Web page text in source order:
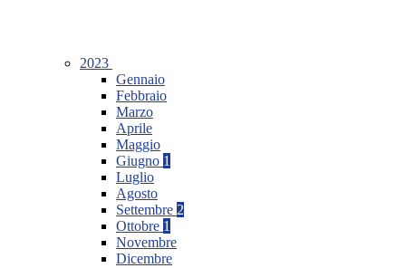
2023
Gennaio
Febbraio
Marzo
Aprile
Maggio
Giugno 1
Luglio
Agosto
Settembre 2
Ottobre 1
Novembre
Dicembre